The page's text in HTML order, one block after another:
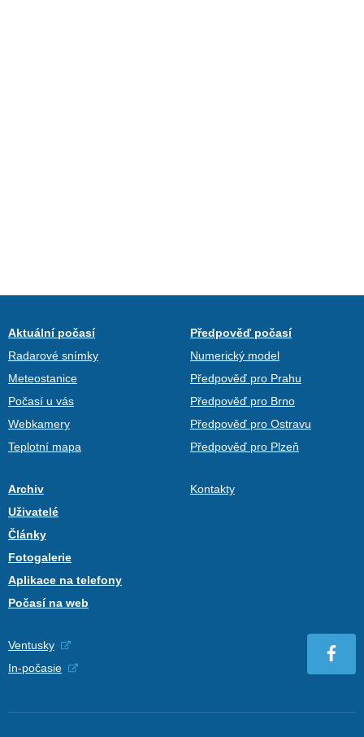
Aktuální počasí
Radarové snímky
Meteostanice
Počasí u vás
Webkamery
Teplotní mapa
Předpověď počasí
Numerický model
Předpověď pro Prahu
Předpověď pro Brno
Předpověď pro Ostravu
Předpověď pro Plzeň
Archiv
Uživatelé
Články
Fotogalerie
Aplikace na telefony
Počasí na web
Kontakty
Ventusky
In-počasie